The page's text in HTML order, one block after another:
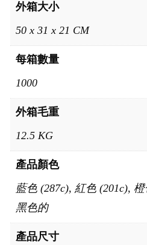
外箱大小
50 x 31 x 21 CM
每箱數量
1000
外箱毛重
12.5 KG
產品顏色
藍色 (287c), 紅色 (201c),
黑色的
產品尺寸